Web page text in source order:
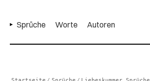
Sprüche Worte Autoren
/ /